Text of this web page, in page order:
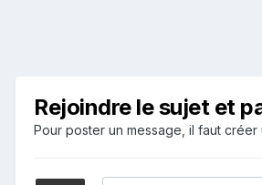
Rejoindre le sujet et
Pour poster un message, il faut